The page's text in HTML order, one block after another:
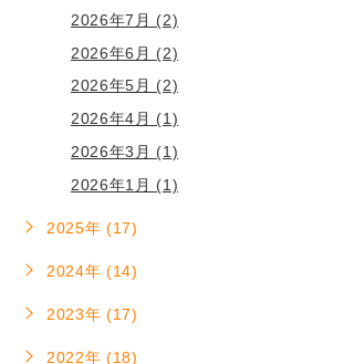
2026年7月 (2)
2026年6月 (2)
2026年5月 (2)
2026年4月 (1)
2026年3月 (1)
2026年1月 (1)
2025年 (17)
2024年 (14)
2023年 (17)
2022年 (18)